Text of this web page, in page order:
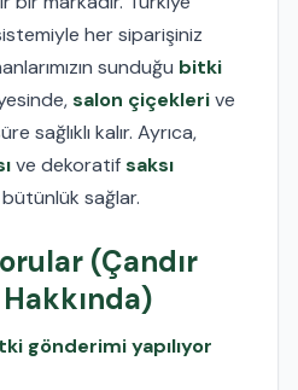
her siparişiniz
sunduğu bitki
salon çiçeklerive
sağlıklı kalır. Ayrıca,
ve dekoratifsaksı
sağlar.
(Çandır
gönderimi yapılıyor